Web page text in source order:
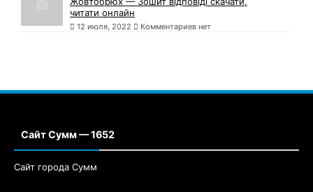
читати онлайн
12 июля, 2022 Комментариев нет
Сайт Сумм — 1652
Сайт города Сумм